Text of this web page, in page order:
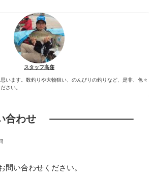
スタッフ高窪
います。数釣りや大物狙い、のんびりの釣りなど、是非、色々
さい。
合わせ
問い合わせください。